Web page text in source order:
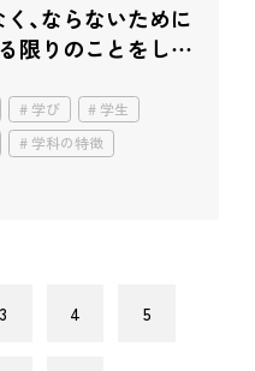
、ならないために
限りのことをした
学び
学生
学科の特徴
3 4 5